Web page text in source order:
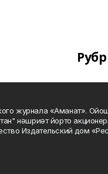
журнала «Аманат».
нәшриәт йорто
Издательский дом